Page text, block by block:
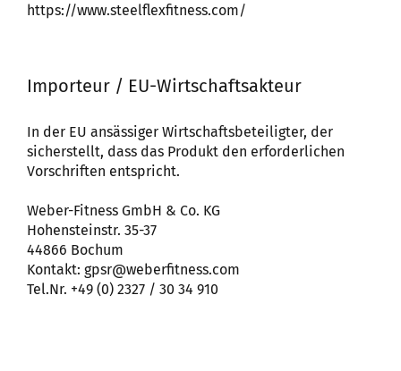
https://www.steelflexfitness.com/
Importeur / EU-Wirtschaftsakteur
In der EU ansässiger Wirtschaftsbeteiligter, der
sicherstellt, dass das Produkt den erforderlichen
Vorschriften entspricht.
Weber-Fitness GmbH & Co. KG
Hohensteinstr. 35-37
44866 Bochum
Kontakt: gpsr@weberfitness.com
Tel.Nr. +49 (0) 2327 / 30 34 910